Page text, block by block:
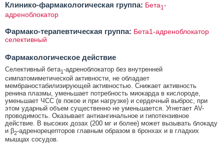
Клинико-фармакологическая группа: Бета1 -
адреноблокатор
Фармако-терапевтическая группа: Бета1-адреноблокатор
селективный
Фармакологическое действие
Селективный бета1-адреноблокатор без внутренней
симпатомиметической активности, не обладает
мембраностабилизирующей активностью. Снижает активность
ренина плазмы, уменьшает потребность миокарда в кислороде,
уменьшает ЧСС (в покое и при нагрузке) и сердечный выброс, при
этом ударный объем существенно не уменьшается. Угнетает AV-
проводимость. Оказывает антиангинальное и гипотензивное
действие. В высоких дозах (200 мг и более) может вызывать блокаду
и β2-адренорецепторов главным образом в бронхах и в гладких
мышцах сосудов.